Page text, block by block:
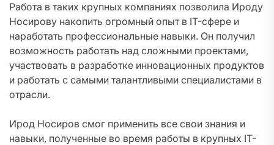
Работа в таких крупных компаниях позволила Ироду
Носирову накопить огромный опыт в IT-сфере и
наработать профессиональные навыки. Он получил
возможность работать над сложными проектами,
участвовать в разработке инновационных продуктов
и работать с самыми талантливыми специалистами в
отрасли.
Ирод Носиров смог применить все свои знания и
навыки, полученные во время работы в крупных IT-